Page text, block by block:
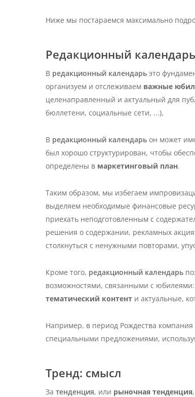
Ниже мы постараемся максимально
Редакционный
В редакционный календарь это
организуем и отслеживаем важные
целенаправленный и актуальный для
бюллетени, социальные сети, ...),
В редакционный календарь он может
был хорошо структурирован, чтобы
определены в маркетинговый план.
Таким образом, мы избегаем
выделяем необходимые финансовые
приехать неподготовленным с
решения о содержании, рекламных
столкнуться с ненужными повторами,
Кроме того, редакционный календарь
возможностями, связанными с
тематический контент и актуальные,
Например, в период Рождества
специальными предложениями,
Тренд: смысл
За тенденция, или рыночная тенденция